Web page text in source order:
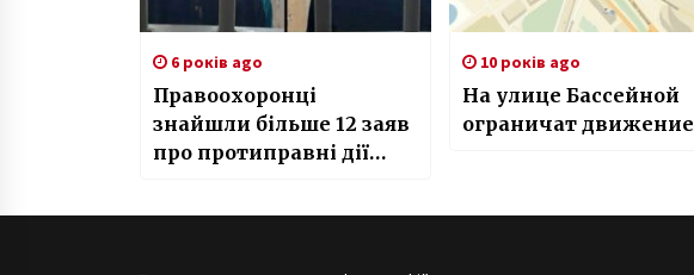
6 років ago
Правоохоронці
знайшли більше 12 заяв
про протиправні дії
Кагарлика
10 років ago
На улице Бассейной
ограничат движение